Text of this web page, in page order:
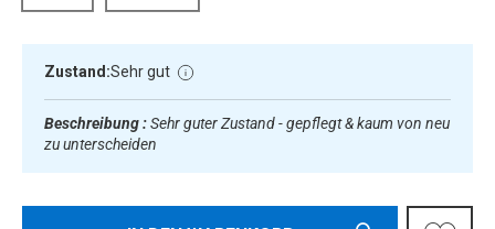
Zustand:Sehr gut
Beschreibung :Sehr guter Zustand - gepflegt & kaum von neu
zu unterscheiden